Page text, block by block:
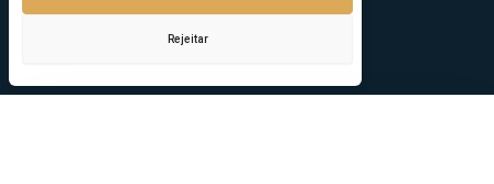
Rejeitar